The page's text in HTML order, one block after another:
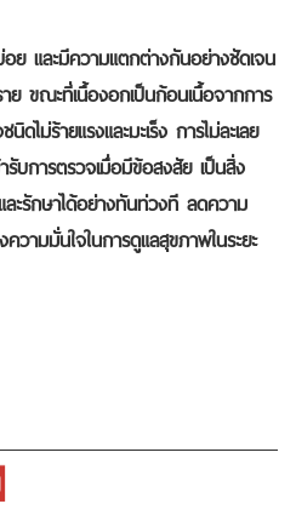
ย และมีความแตกต่างกันอย่างชัดเจน
ย ขณะที่เนื้องอกเป็นก้อนเนื้อจากการ
ไม่ร้ายแรงและมะเร็ง การไม่ละเลย
บการตรวจเมื่อมีข้อสงสัย เป็นสิ่ง
ะรักษาได้อย่างทันท่วงที ลดความ
วามมั่นใจในการดูแลสุขภาพในระยะ